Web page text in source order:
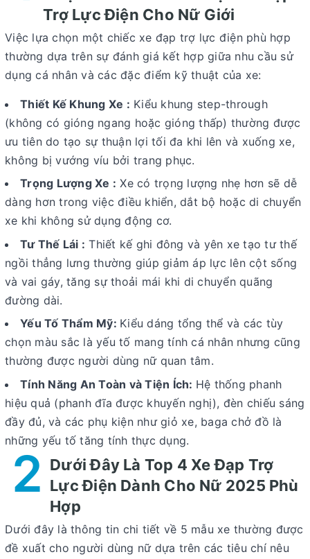
Trợ Lực Điện Cho Nữ Giới
Việc lựa chọn một chiếc xe đạp trợ lực điện phù hợp
thường dựa trên sự đánh giá kết hợp giữa nhu cầu sử
dụng cá nhân và các đặc điểm kỹ thuật của xe:
Thiết Kế Khung Xe : Kiểu khung step-through
(không có gióng ngang hoặc gióng thấp) thường được
ưu tiên do tạo sự thuận lợi tối đa khi lên và xuống xe,
không bị vướng víu bởi trang phục.
Trọng Lượng Xe : Xe có trọng lượng nhẹ hơn sẽ dễ
dàng hơn trong việc điều khiển, dắt bộ hoặc di chuyển
xe khi không sử dụng động cơ.
Tư Thế Lái : Thiết kế ghi đông và yên xe tạo tư thế
ngồi thẳng lưng thường giúp giảm áp lực lên cột sống
và vai gáy, tăng sự thoải mái khi di chuyển quãng
đường dài.
Yếu Tố Thẩm Mỹ: Kiểu dáng tổng thể và các tùy
chọn màu sắc là yếu tố mang tính cá nhân nhưng cũng
thường được người dùng nữ quan tâm.
Tính Năng An Toàn và Tiện Ích: Hệ thống phanh
hiệu quả (phanh đĩa được khuyến nghị), đèn chiếu sáng
đầy đủ, và các phụ kiện như giỏ xe, baga chở đồ là
những yếu tố tăng tính thực dụng.
2 Dưới Đây Là Top 4 Xe Đạp Trợ
Lực Điện Dành Cho Nữ 2025 Phù
Hợp
Dưới đây là thông tin chi tiết về 5 mẫu xe thường được
đề xuất cho người dùng nữ dựa trên các tiêu chí nêu